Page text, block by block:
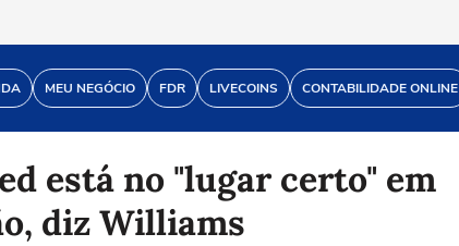
MEU NEGÓCIO FDR LIVECOINS CONTABILIDADE ONLINE
está no "lugar certo" em
diz Williams